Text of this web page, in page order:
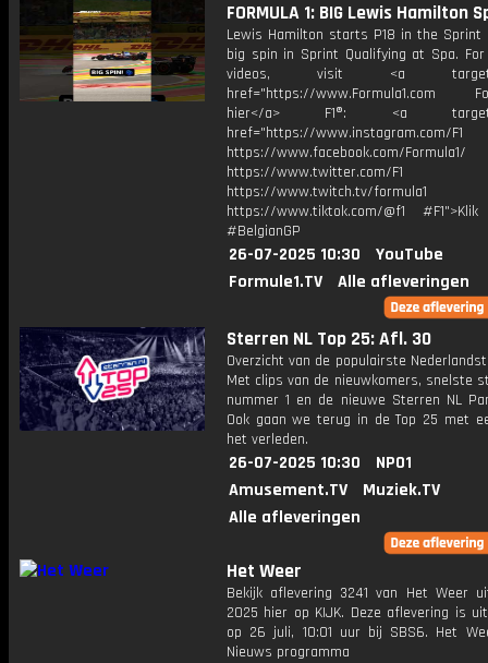
FORMULA 1: BIG Lewis Hamilton
Lewis Hamilton starts P18 in the
big spin in Sprint Qualifying at Spa. For
videos, visit <a
href="https://www.Formula1.com
hier</a> F1®: <a
href="https://www.instagram.com/F1
https://www.facebook.com/Formula1/
https://www.twitter.com/F1
https://www.twitch.tv/formula1
https://www.tiktok.com/@f1
#BelgianGP
26-07-2025 10:30
YouTube
Formule1.TV
Alle afleveringen
Sterren NL Top 25: Afl. 30
Overzicht van de populairste
Met clips van de nieuwkomers, snelste
nummer 1 en de nieuwe Sterren NL
Ook gaan we terug in de Top 25 met
het verleden.
26-07-2025 10:30
NPO1
Amusement.TV
Muziek.TV
Alle afleveringen
Het Weer
Bekijk aflevering 3241 van Het Weer
2025 hier op KIJK. Deze aflevering is
op 26 juli, 10:01 uur bij SBS6. Het
Nieuws programma